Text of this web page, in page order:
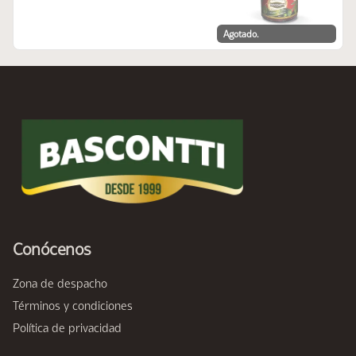
Agotado.
Conócenos
Zona de despacho
Términos y condiciones
Política de privacidad